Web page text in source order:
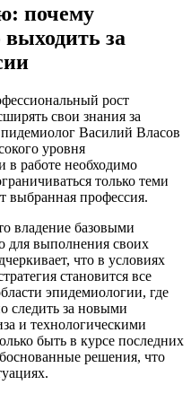
почему
за
рост
свои знания за
Василий Власов
уровня
в работе необходимо
только теми
выбранная профессия.
владение базовыми
для выполнения своих
что в условиях
становится все
эпидемиологии, где
следить за новыми
и технологическими
быть в курсе последних
решения, что